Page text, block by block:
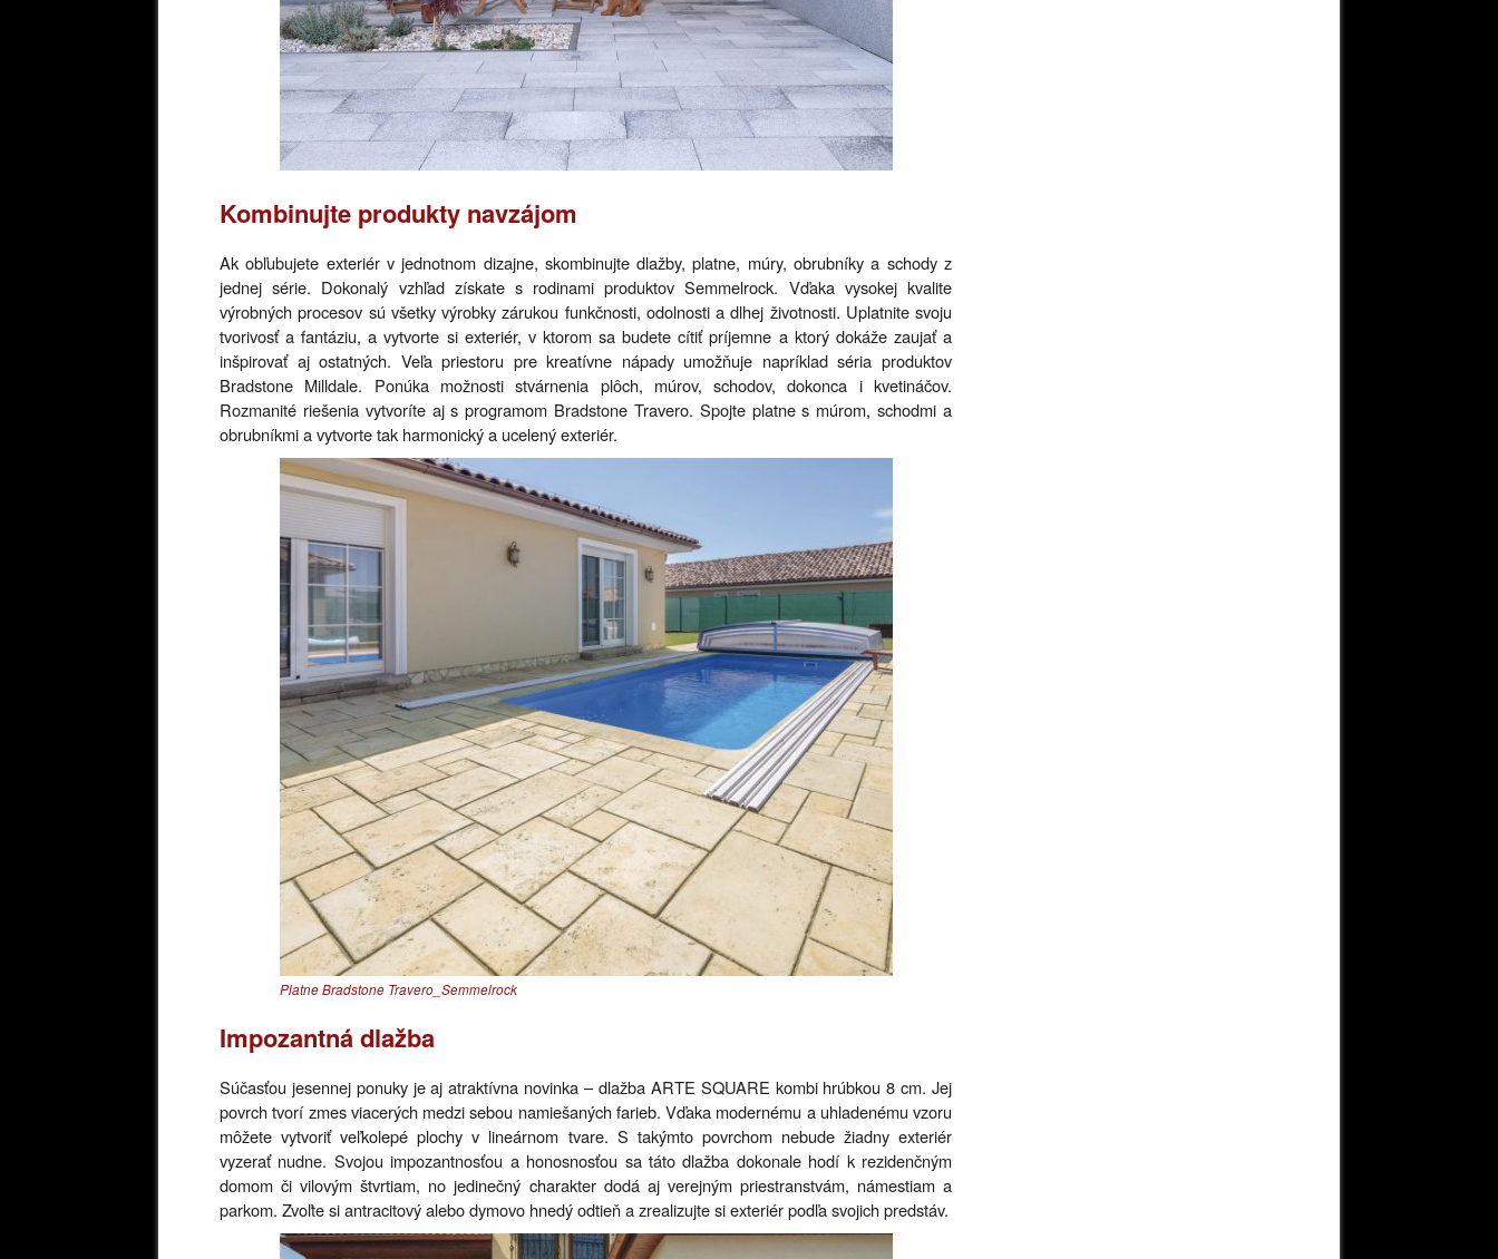
Kombinujte produkty navzájom
Ak obľubujete exteriér v jednotnom dizajne, skombinujte dlažby, platne, múry, obrubníky a schody z
jednej série. Dokonalý vzhľad získate s rodinami produktov Semmelrock. Vďaka vysokej kvalite
výrobných procesov sú všetky výrobky zárukou funkčnosti, odolnosti a dlhej životnosti. Uplatnite svoju
tvorivosť a fantáziu, a vytvorte si exteriér, v ktorom sa budete cítiť príjemne a ktorý dokáže zaujať a
inšpirovať aj ostatných. Veľa priestoru pre kreatívne nápady umožňuje napríklad séria produktov
Bradstone Milldale. Ponúka možnosti stvárnenia plôch, múrov, schodov, dokonca i kvetináčov.
Rozmanité riešenia vytvoríte aj s programom Bradstone Travero. Spojte platne s múrom, schodmi a
obrubníkmi a vytvorte tak harmonický a ucelený exteriér.
Platne Bradstone Travero_Semmelrock
Impozantná dlažba
Súčasťou jesennej ponuky je aj atraktívna novinka – dlažba ARTE SQUARE kombi hrúbkou 8 cm. Jej
povrch tvorí zmes viacerých medzi sebou namiešaných farieb. Vďaka modernému a uhladenému vzoru
môžete vytvoriť veľkolepé plochy v lineárnom tvare. S takýmto povrchom nebude žiadny exteriér
vyzerať nudne. Svojou impozantnosťou a honosnosťou sa táto dlažba dokonale hodí k rezidenčným
domom či vilovým štvrtiam, no jedinečný charakter dodá aj verejným priestranstvám, námestiam a
parkom. Zvoľte si antracitový alebo dymovo hnedý odtieň a zrealizujte si exteriér podľa svojich predstáv.